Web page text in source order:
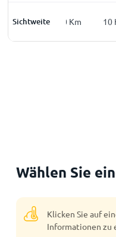
Sichtweite
10Km 10 Km 10
Wählen Sie
Klicken Sie auf
Informationen zu